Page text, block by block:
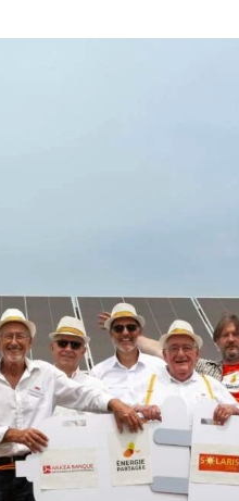
question ?Consultez
CONTINUER